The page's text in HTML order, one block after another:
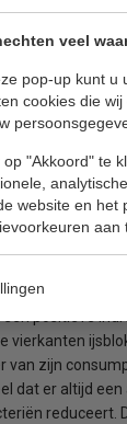
veel
pop-up kunt u
cookies die
op "Akkoord" te
website en het
aan
extreem
zonder
cel
schoon
een
ijsblokjes
positieve
zijn
dat er altijd
reduceert.